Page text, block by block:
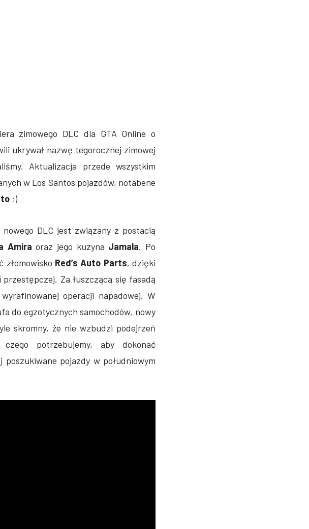
zimowego DLC dla GTA Online o
ukrywał nazwę tegorocznej zimowej
Aktualizacja przede wszystkim
w Los Santos pojazdów, notabene
;)
DLC jest związany z postacią
Amira oraz jego kuzyna Jamala. Po
złomowisko Red’s Auto Parts, dzięki
Za łuszczącą się fasadą
operacji napadowej. W
do egzotycznych samochodów, nowy
skromny, że nie wzbudzi podejrzeń
potrzebujemy, aby dokonać
pojazdy w południowym